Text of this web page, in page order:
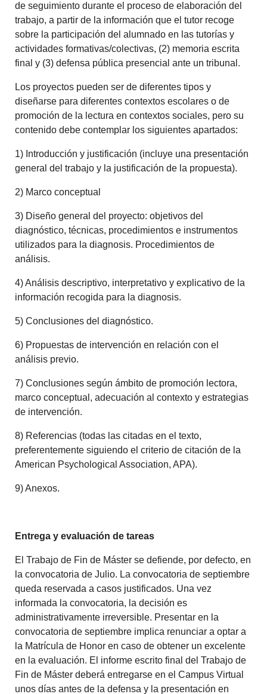
de seguimiento durante el proceso de elaboración del
trabajo, a partir de la información que el tutor recoge
sobre la participación del alumnado en las tutorías y
actividades formativas/colectivas, (2) memoria escrita
final y (3) defensa pública presencial ante un tribunal.
Los proyectos pueden ser de diferentes tipos y
diseñarse para diferentes contextos escolares o de
promoción de la lectura en contextos sociales, pero su
contenido debe contemplar los siguientes apartados:
1) Introducción y justificación (incluye una presentación
general del trabajo y la justificación de la propuesta).
2) Marco conceptual
3) Diseño general del proyecto: objetivos del
diagnóstico, técnicas, procedimientos e instrumentos
utilizados para la diagnosis. Procedimientos de
análisis.
4) Análisis descriptivo, interpretativo y explicativo de la
información recogida para la diagnosis.
5) Conclusiones del diagnóstico.
6) Propuestas de intervención en relación con el
análisis previo.
7) Conclusiones según ámbito de promoción lectora,
marco conceptual, adecuación al contexto y estrategias
de intervención.
8) Referencias (todas las citadas en el texto,
preferentemente siguiendo el criterio de citación de la
American Psychological Association, APA).
9) Anexos.
Entrega y evaluación de tareas
El Trabajo de Fin de Máster se defiende, por defecto, en
la convocatoria de Julio. La convocatoria de septiembre
queda reservada a casos justificados. Una vez
informada la convocatoria, la decisión es
administrativamente irreversible. Presentar en la
convocatoria de septiembre implica renunciar a optar a
la Matrícula de Honor en caso de obtener un excelente
en la evaluación. El informe escrito final del Trabajo de
Fin de Máster deberá entregarse en el Campus Virtual
unos días antes de la defensa y la presentación en